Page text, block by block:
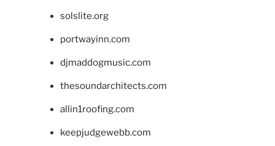
solslite.org
portwayinn.com
djmaddogmusic.com
thesoundarchitects.com
allin1roofing.com
keepjudgewebb.com